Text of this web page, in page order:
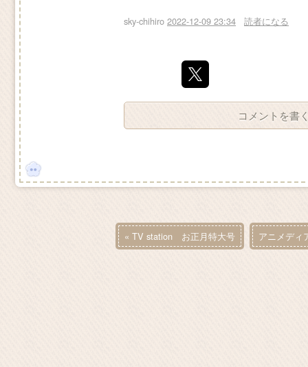
sky-chihiro 2022-12-09 23:34 読者になる
コメントを書
« TV station お正月特大号 アニメデ